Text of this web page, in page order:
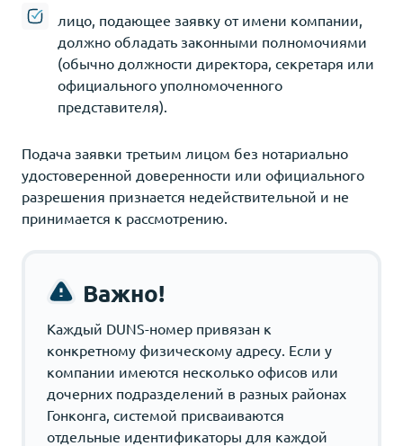
лицо, подающее заявку от имени компании,
должно обладать законными полномочиями
(обычно должности директора, секретаря или
официального уполномоченного
представителя).
Подача заявки третьим лицом без нотариально
удостоверенной доверенности или официального
разрешения признается недействительной и не
принимается к рассмотрению.
Важно!
Каждый DUNS-номер привязан к
конкретному физическому адресу. Если у
компании имеются несколько офисов или
дочерних подразделений в разных районах
Гонконга, системой присваиваются
отдельные идентификаторы для каждой